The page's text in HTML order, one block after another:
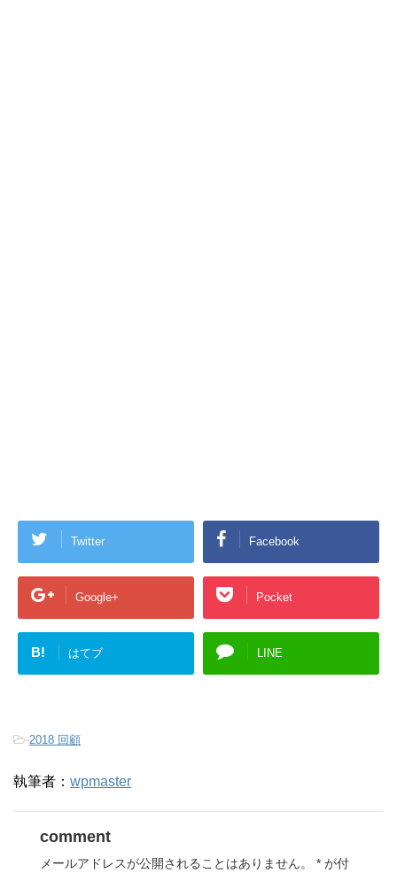
Twitter Facebook
Google+ Pocket
B! はてブ LINE
-2018 回顧
執筆者： wpmaster
comment
メールアドレスが公開されることはありません。 * が付